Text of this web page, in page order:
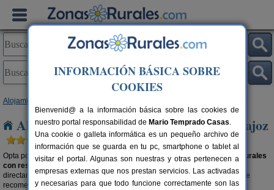
Alojamientos
Alojamientos con reserva online en Badajoz
Opta por lo seguro, por unas vacaciones de ensueño alquilandocasas rurales
con reserva online en Badajoz
directamente por internet. Para ir directo a la fecha que deseas reservar, te
recomendamos visitar la sección decasas rurales con disponibilidad en
INFORMACIÓN BÁSICA SOBRE
COOKIES
Bienvenid@ a la información básica sobre las cookies de
nuestro portal responsabilidad de Mario Temprado Casas.
Una cookie o galleta informática es un pequeño archivo de
información que se guarda en tu pc, smartphone o tablet al
visitar el portal. Algunas son nuestras y otras pertenecen a
empresas externas que nos prestan servicios. Las activadas
y necesarias para que todo funcione correctamente son las